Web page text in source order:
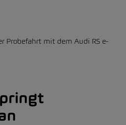
Probefahrt mit dem Audi RS e-